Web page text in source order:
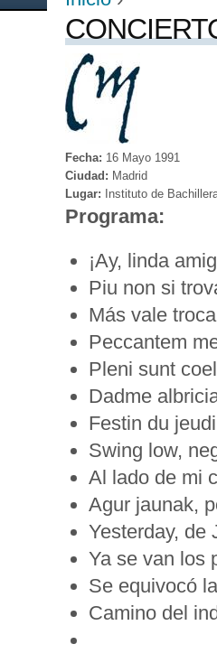
Se encuentra
Fecha: 16 Mayo 1991
Ciudad: Madrid
Lugar: Instituto de
Programa:
¡Ay, linda
Piu non si
Más vale
Peccantem
Pleni sunt
Dadme
Festin du
Swing low,
Al lado de mi
Agur jaunak,
Yesterday, de
Ya se van los
Se equivocó
Camino del